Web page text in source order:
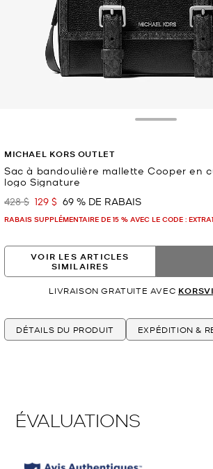
MICHAEL KORS OUTLET
Sac à bandoulière mallette Cooper en
logo Signature
était
428 $ maintenant
129 $ 69 % DE RABAIS
RABAIS SUPPLÉMENTAIRE DE 15 % AVEC LE CODE :
VOIR LES ARTICLES
SIMILAIRES
LIVRAISON GRATUITE AVEC
DÉTAILS DU PRODUIT EXPÉDITION &